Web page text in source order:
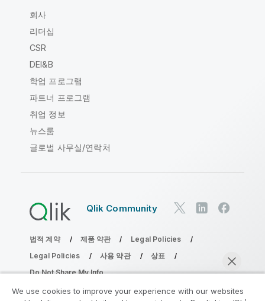
회사
리더십
CSR
DEI&B
학업 프로그램
파트너 프로그램
취업 정보
뉴스룸
글로벌 사무실/연락처
Qlik Community
법적 계약 제품 약관
Legal Policies
Legal Policies
사용 약관
상표
Do Not Share My Info
Copyright © 1993-2026 QlikTech International AB. 무단 전재
및 복제를 금합니다.
We use cookies to improve your experience with our websites